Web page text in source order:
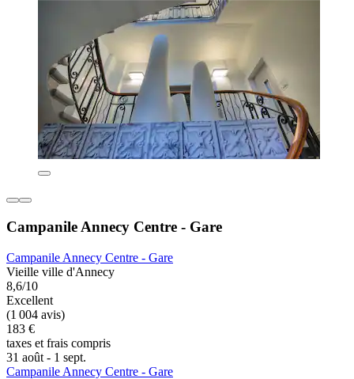
Campanile Annecy Centre - Gare
Campanile Annecy Centre - Gare
Vieille ville d'Annecy
8,6/10
Excellent
(1 004 avis)
183 €
taxes et frais compris
31 août - 1 sept.
Campanile Annecy Centre - Gare